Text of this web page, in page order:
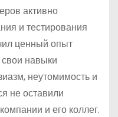
активно
и тестирования
ценный опыт
навыки
неутомимость и
не оставили
и его коллег.